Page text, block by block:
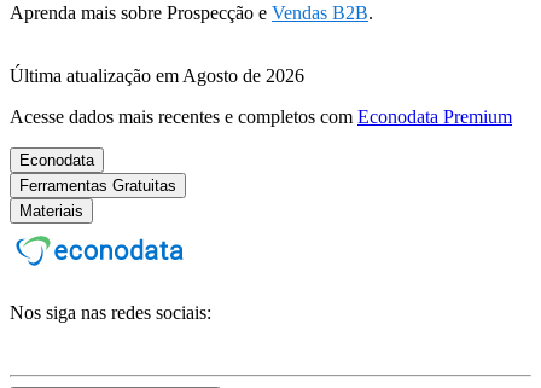
Aprenda mais sobre Prospecção e Vendas B2B.
Última atualização em Agosto de 2026
Acesse dados mais recentes e completos com Econodata Premium
Econodata
Ferramentas Gratuitas
Materiais
Nos siga nas redes sociais: